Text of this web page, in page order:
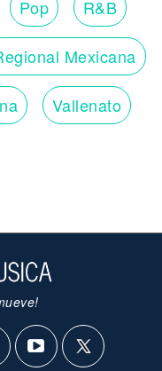
Pop R&B
Mexicana
Vallenato